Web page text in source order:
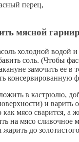
перец,
мясной
холодной водой
соль. (Чтобы
замочить ее в
консервированную
в кастрюлю,
и варить
мясо сварится, а
на мясо сливочное
до